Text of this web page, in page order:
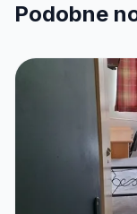
Podobne